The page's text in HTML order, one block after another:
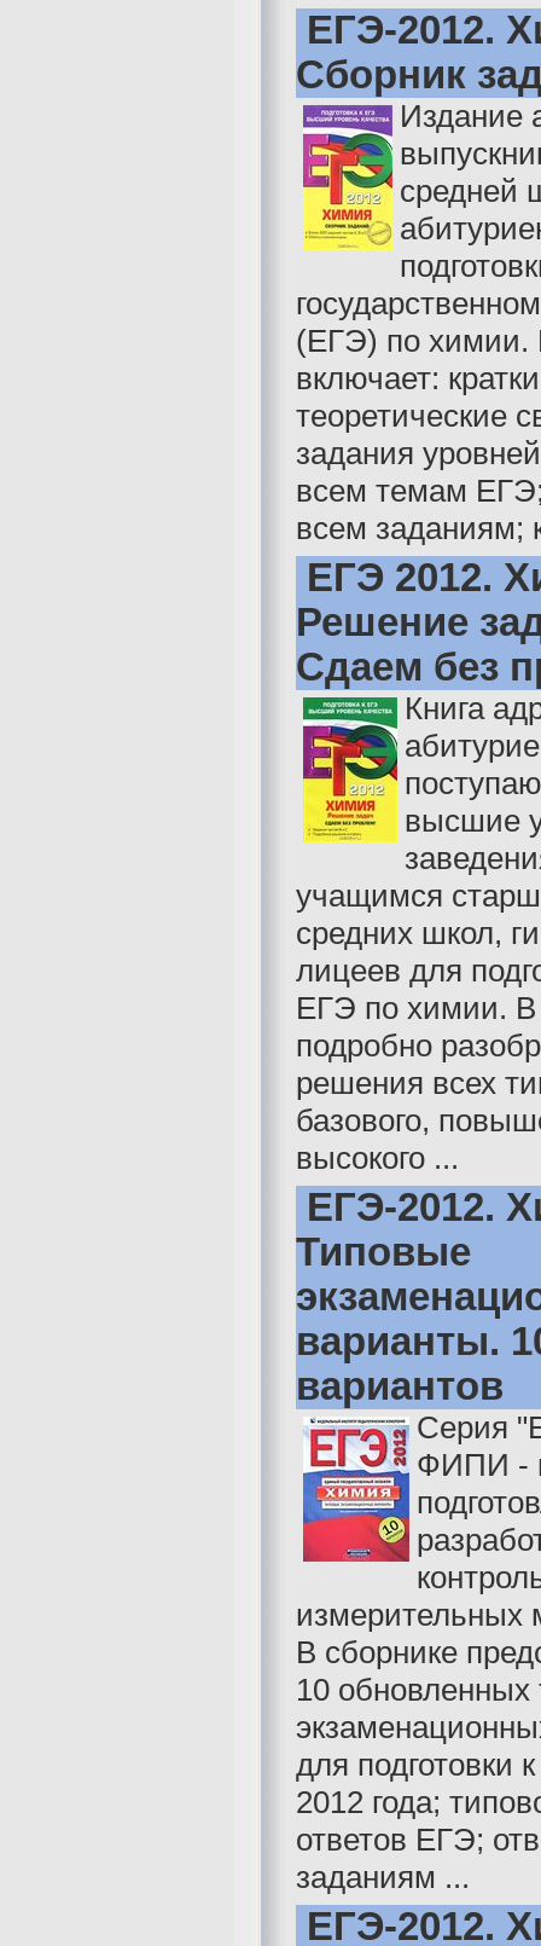
ЕГЭ-2012.
Сборник
Издание
средней
(ЕГЭ) по химии.
включает:
теоретические
задания
всем темам
всем заданиям;
ЕГЭ 2012.
Решение
Сдаем без
Книга
высшие
учащимся
средних школ,
лицеев для
ЕГЭ по химии. В
подробно
решения всех
базового,
высокого ...
ЕГЭ-2012.
Типовые
варианты.
вариантов
Серия
ФИПИ -
измерительных
В сборнике
10 обновленных
для подготовки
2012 года;
ответов ЕГЭ;
заданиям ...
ЕГЭ-2012.